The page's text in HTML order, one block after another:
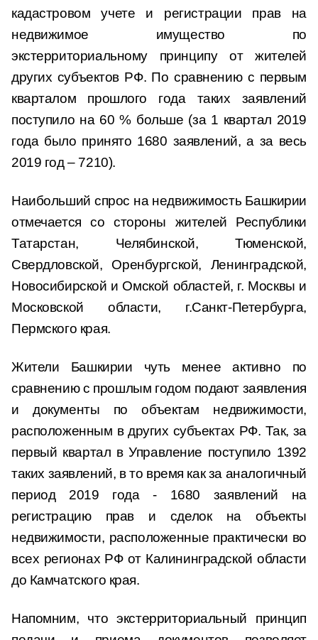
кадастровом учете и регистрации прав на
недвижимое имущество по
экстерриториальному принципу от жителей
других субъектов РФ. По сравнению с первым
кварталом прошлого года таких заявлений
поступило на 60 % больше (за 1 квартал 2019
года было принято 1680 заявлений, а за весь
2019 год – 7210).
Наибольший спрос на недвижимость Башкирии
отмечается со стороны жителей Республики
Татарстан, Челябинской, Тюменской,
Свердловской, Оренбургской, Ленинградской,
Новосибирской и Омской областей, г. Москвы и
Московской области, г.Санкт-Петербурга,
Пермского края.
Жители Башкирии чуть менее активно по
сравнению с прошлым годом подают заявления
и документы по объектам недвижимости,
расположенным в других субъектах РФ. Так, за
первый квартал в Управление поступило 1392
таких заявлений, в то время как за аналогичный
период 2019 года - 1680 заявлений на
регистрацию прав и сделок на объекты
недвижимости, расположенные практически во
всех регионах РФ от Калининградской области
до Камчатского края.
Напомним, что экстерриториальный принцип